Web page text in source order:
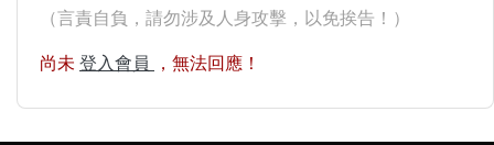
（言責自負，請勿涉及人身攻擊，以免挨告！）
尚未 登入會員 ，無法回應！